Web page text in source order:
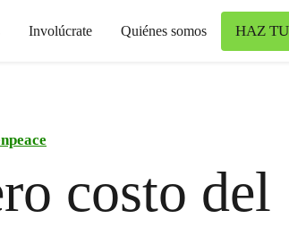
Involúcrate Quiénes somos HAZ
costo del